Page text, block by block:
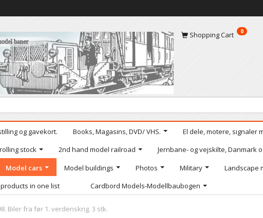
Shopping Cart 0
og gavekort. Books, Magasins, DVD/ VHS. El dele, motere, signaler
stock 2nd hand model railroad Jernbane- og vejskilte, Danmark
Model cars Model buildings Photos Military Landscape
in one list Cardbord Models-Modellbaubogen
Biler fra før 1. verdenskrig. 3 stk.